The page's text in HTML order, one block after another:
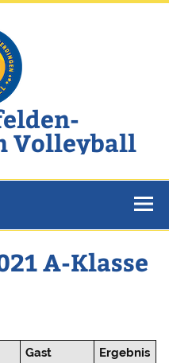
Volleyball
A-Klasse
Gast
Ergebnis